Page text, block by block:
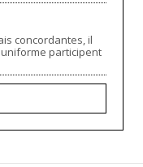
concordantes, il
participent